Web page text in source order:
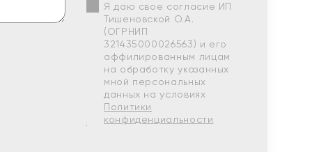
Я даю свое согласие ИП
Тишеновской О.А.
(ОГРНИП
321435000026563) и его
аффилированным лицам
на обработку указанных
мной персональных
данных на условиях
Политики
конфиденциальности